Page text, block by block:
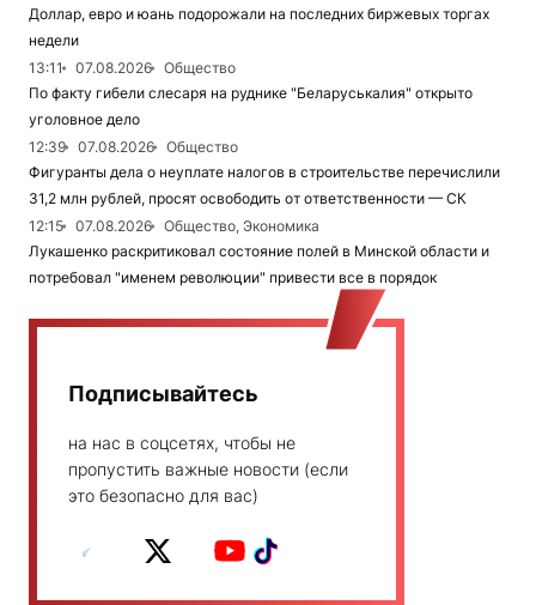
Доллар, евро и юань подорожали на последних биржевых торгах
недели
13:11
07.08.2026
Общество
По факту гибели слесаря на руднике "Беларуськалия" открыто
уголовное дело
12:39
07.08.2026
Общество
Фигуранты дела о неуплате налогов в строительстве перечислили
31,2 млн рублей, просят освободить от ответственности — СК
12:15
07.08.2026
Общество, Экономика
Лукашенко раскритиковал состояние полей в Минской области и
потребовал "именем революции" привести все в порядок
Подписывайтесь
на нас в соцсетях, чтобы не
пропустить важные новости (если
это безопасно для вас)